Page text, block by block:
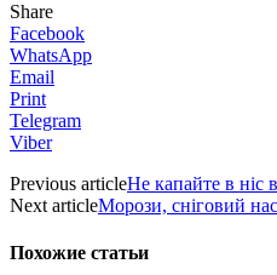
Share
Facebook
WhatsApp
Email
Print
Telegram
Viber
Previous articleНе капайте в ніс
Next articleМорози, сніговий
Похожие статьи